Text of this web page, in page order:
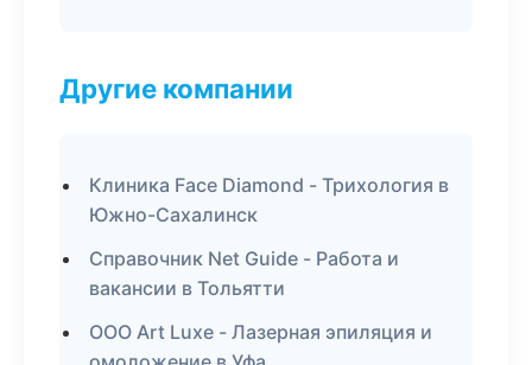
Другие компании
Клиника Face Diamond - Трихология в
Южно-Сахалинск
Справочник Net Guide - Работа и
вакансии в Тольятти
ООО Art Luxe - Лазерная эпиляция и